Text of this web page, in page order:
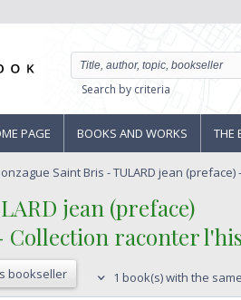
Search by criteria
PAGE BOOKS AND WORKS THE
Saint Bris - TULARD jean (preface) -
jean (preface)‎
Collection raconter
bookseller 1 book(s) with the